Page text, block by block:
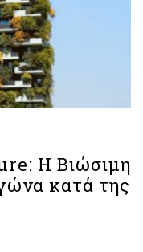
Η Βιώσιμη
κατά της